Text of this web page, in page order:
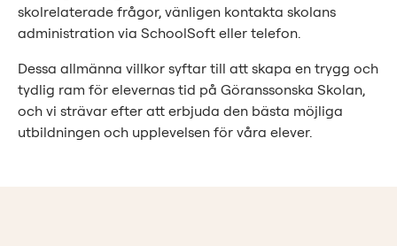
skolrelaterade frågor, vänligen kontakta skolans
administration via SchoolSoft eller telefon.
Dessa allmänna villkor syftar till att skapa en trygg och
tydlig ram för elevernas tid på Göranssonska Skolan,
och vi strävar efter att erbjuda den bästa möjliga
utbildningen och upplevelsen för våra elever.